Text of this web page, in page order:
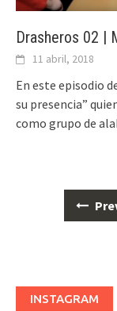
Drasheros 02 |
11 abril, 2018
En este episodio
su presencia”
como grupo de
INSTAGRAM